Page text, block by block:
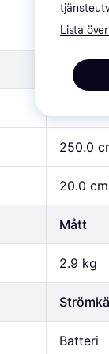
Makita
2 672 kr
250.0
20.0 cm
Mått
2.9 kg
Batteri
Lista